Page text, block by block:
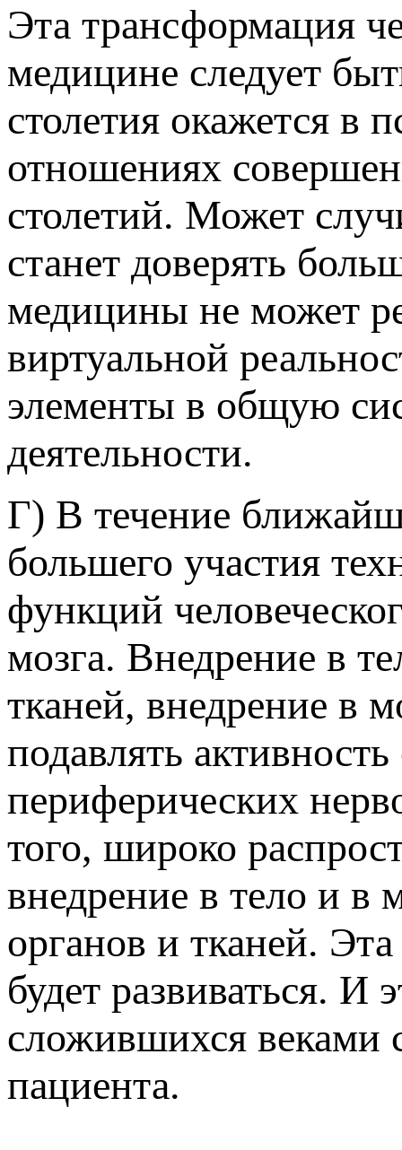
Эта трансформация
медицине следует
столетия окажется в
отношениях
столетий. Может
станет доверять
медицины не может
виртуальной
элементы в общую
деятельности.
Г) В течение
большего участия
функций
мозга. Внедрение в
тканей, внедрение в
подавлять
периферических
того, широко
внедрение в тело и в
органов и тканей.
будет развиваться. И
сложившихся веками
пациента.